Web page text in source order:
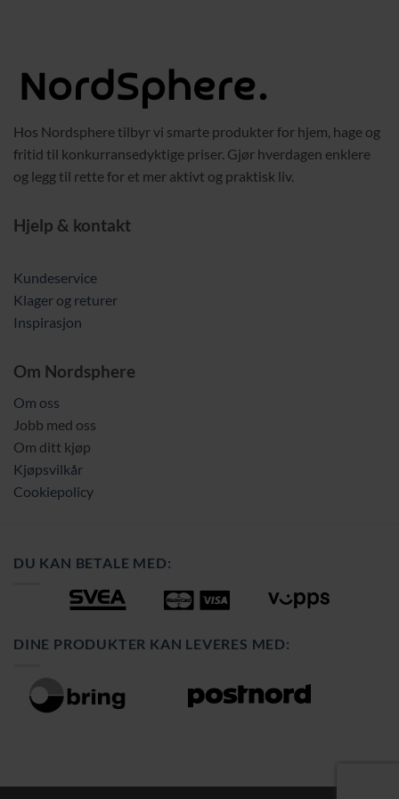
Hos Nordsphere tilbyr vi smarte produkter for hjem, hage og
fritid til konkurransedyktige priser. Gjør hverdagen enklere
og legg til rette for et mer aktivt og praktisk liv.
Hjelp & kontakt
Kundeservice
Klager og returer
Inspirasjon
Om Nordsphere
Om oss
Jobb med oss
Om ditt kjøp
Kjøpsvilkår
Cookiepolicy
DU KAN BETALE MED:
DINE PRODUKTER KAN LEVERES MED: